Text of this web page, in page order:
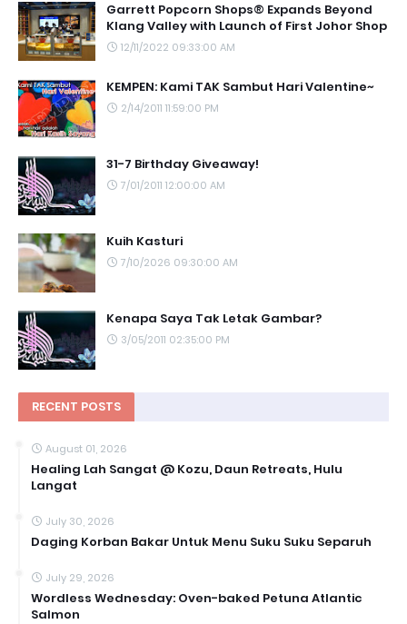
Garrett Popcorn Shops® Expands Beyond
Klang Valley with Launch of First Johor Shop
12/11/2022 09:33:00 AM
KEMPEN: Kami TAK Sambut Hari Valentine~
2/14/2011 11:59:00 PM
31-7 Birthday Giveaway!
7/01/2011 12:00:00 AM
Kuih Kasturi
7/10/2026 09:30:00 AM
Kenapa Saya Tak Letak Gambar?
3/05/2011 02:35:00 PM
RECENT POSTS
August 01, 2026
Healing Lah Sangat @ Kozu, Daun Retreats, Hulu
Langat
July 30, 2026
Daging Korban Bakar Untuk Menu Suku Suku Separuh
July 29, 2026
Wordless Wednesday: Oven-baked Petuna Atlantic
Salmon